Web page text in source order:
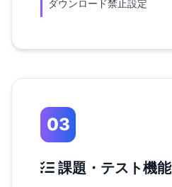
ダウンロード禁止設定
03
課題・テスト機能